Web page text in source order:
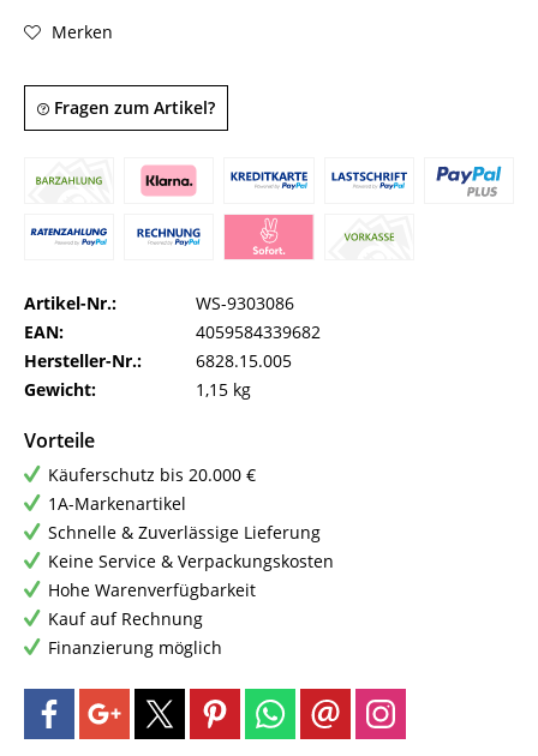
Merken
Fragen zum Artikel?
Artikel-Nr.:
WS-9303086
EAN:
4059584339682
Hersteller-Nr.:
6828.15.005
Gewicht:
1,15 kg
Vorteile
Käuferschutz bis 20.000 €
1A-Markenartikel
Schnelle & Zuverlässige Lieferung
Keine Service & Verpackungskosten
Hohe Warenverfügbarkeit
Kauf auf Rechnung
Finanzierung möglich